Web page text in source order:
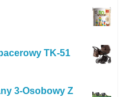
TK-51
3-Osobowy Z